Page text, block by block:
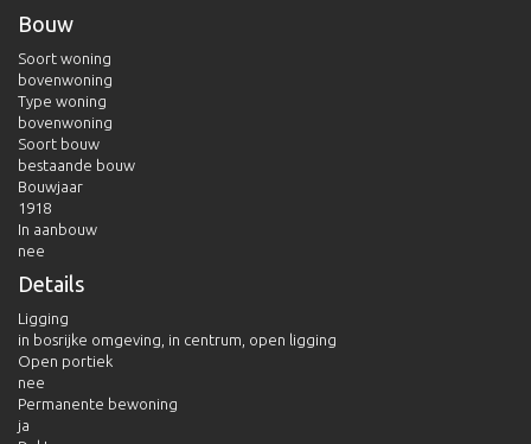
Bouw
Soort woning
bovenwoning
Type woning
bovenwoning
Soort bouw
bestaande bouw
Bouwjaar
1918
In aanbouw
nee
Details
Ligging
in bosrijke omgeving, in centrum, open ligging
Open portiek
nee
Permanente bewoning
ja